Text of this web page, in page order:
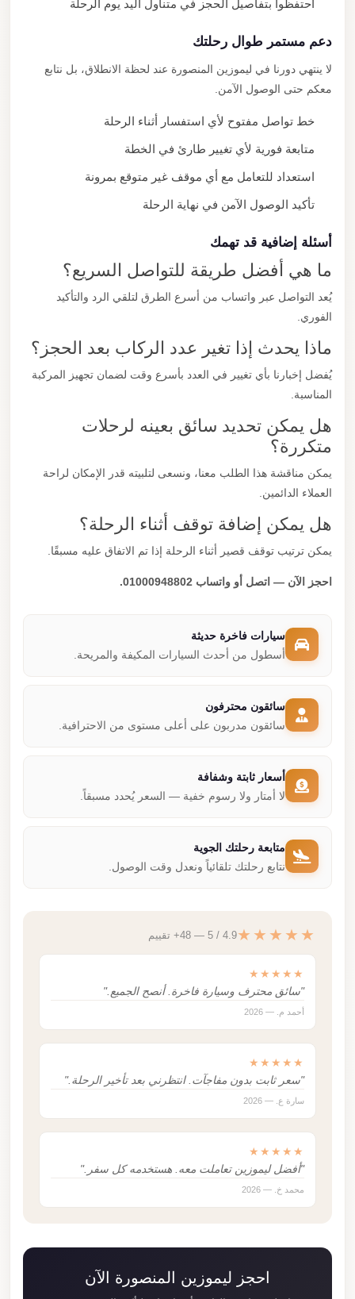
احتفظوا بتفاصيل الحجز في متناول اليد يوم الرحلة
دعم مستمر طوال رحلتك
لا ينتهي دورنا في ليموزين المنصورة عند لحظة الانطلاق، بل نتابع
معكم حتى الوصول الآمن.
خط تواصل مفتوح لأي استفسار أثناء الرحلة
متابعة فورية لأي تغيير طارئ في الخطة
استعداد للتعامل مع أي موقف غير متوقع بمرونة
تأكيد الوصول الآمن في نهاية الرحلة
أسئلة إضافية قد تهمك
ما هي أفضل طريقة للتواصل السريع؟
يُعد التواصل عبر واتساب من أسرع الطرق لتلقي الرد والتأكيد
الفوري.
ماذا يحدث إذا تغير عدد الركاب بعد الحجز؟
يُفضل إخبارنا بأي تغيير في العدد بأسرع وقت لضمان تجهيز المركبة
المناسبة.
هل يمكن تحديد سائق بعينه لرحلات
متكررة؟
يمكن مناقشة هذا الطلب معنا، ونسعى لتلبيته قدر الإمكان لراحة
العملاء الدائمين.
هل يمكن إضافة توقف أثناء الرحلة؟
يمكن ترتيب توقف قصير أثناء الرحلة إذا تم الاتفاق عليه مسبقًا.
احجز الآن — اتصل أو واتساب 01000948802.
سيارات فاخرة حديثة
أسطول من أحدث السيارات المكيفة والمريحة.
سائقون محترفون
سائقون مدربون على أعلى مستوى من الاحترافية.
أسعار ثابتة وشفافة
لا أمتار ولا رسوم خفية — السعر يُحدد مسبقاً.
متابعة رحلتك الجوية
نتابع رحلتك تلقائياً ونعدل وقت الوصول.
★★★★★4.9 / 5 — 48+ تقييم
★★★★★
"سائق محترف وسيارة فاخرة. أنصح الجميع."
أحمد م. — 2026
★★★★★
"سعر ثابت بدون مفاجآت. انتظرني بعد تأخير الرحلة."
سارة ع. — 2026
★★★★★
"أفضل ليموزين تعاملت معه. هستخدمه كل سفر."
محمد خ. — 2026
احجز ليموزين المنصورة الآن